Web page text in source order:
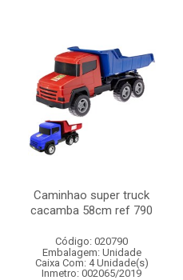
Caminhao super truck
cacamba 58cm ref 790
Código: 020790
Embalagem: Unidade
Caixa Com: 4 Unidade(s)
Inmetro: 002065/2019